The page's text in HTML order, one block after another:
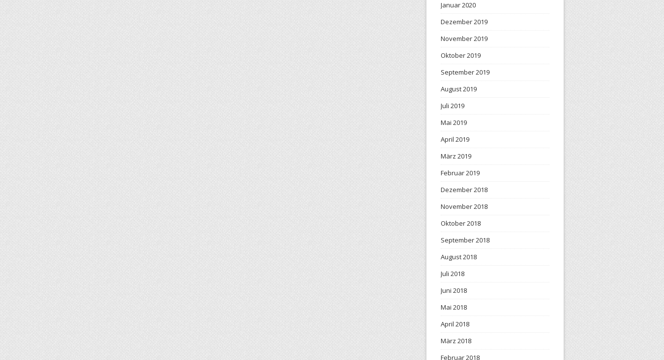
Januar 2020
Dezember 2019
November 2019
Oktober 2019
September 2019
August 2019
Juli 2019
Mai 2019
April 2019
März 2019
Februar 2019
Dezember 2018
November 2018
Oktober 2018
September 2018
August 2018
Juli 2018
Juni 2018
Mai 2018
April 2018
März 2018
Februar 2018